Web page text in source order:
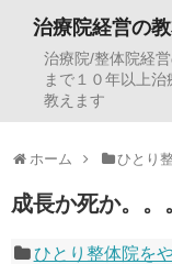
治療院経営の
治療院/整体院経
まで１０年以上
教えます
ホーム ひとり
成長か死か。。
ひとり整体院を